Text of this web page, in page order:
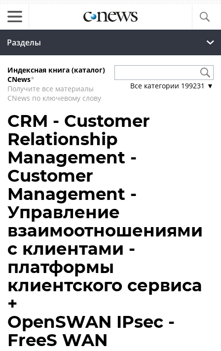
Разделы
Индексная книга (каталог)
CNews*
Получите все материалы
CNews по ключевому слову
Все категории 199231 ▼
CRM - Customer
Relationship
Management -
Customer
Management -
Управление
взаимоотношениями
с клиентами -
платформы
клиентского сервиса
+
OpenSWAN IPsec -
FreeS WAN